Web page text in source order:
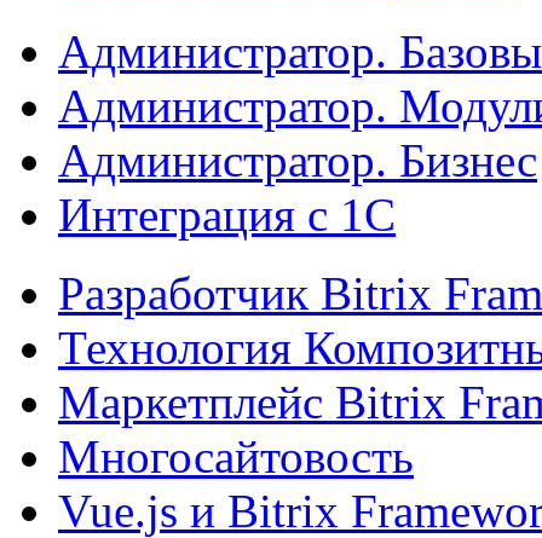
Администратор.
Администратор.
Администратор. Бизнес
Интеграция с 1С
Разработчик Bitrix
Технология
Маркетплейс Bitrix
Многосайтовость
Vue.js и Bitrix